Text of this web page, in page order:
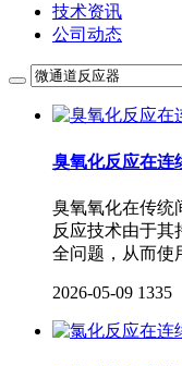
技术资讯
公司动态
臭氧化反应在连
臭氧氧化在传统
反应技术由于其
全问题，从而使
2026-05-09 1335